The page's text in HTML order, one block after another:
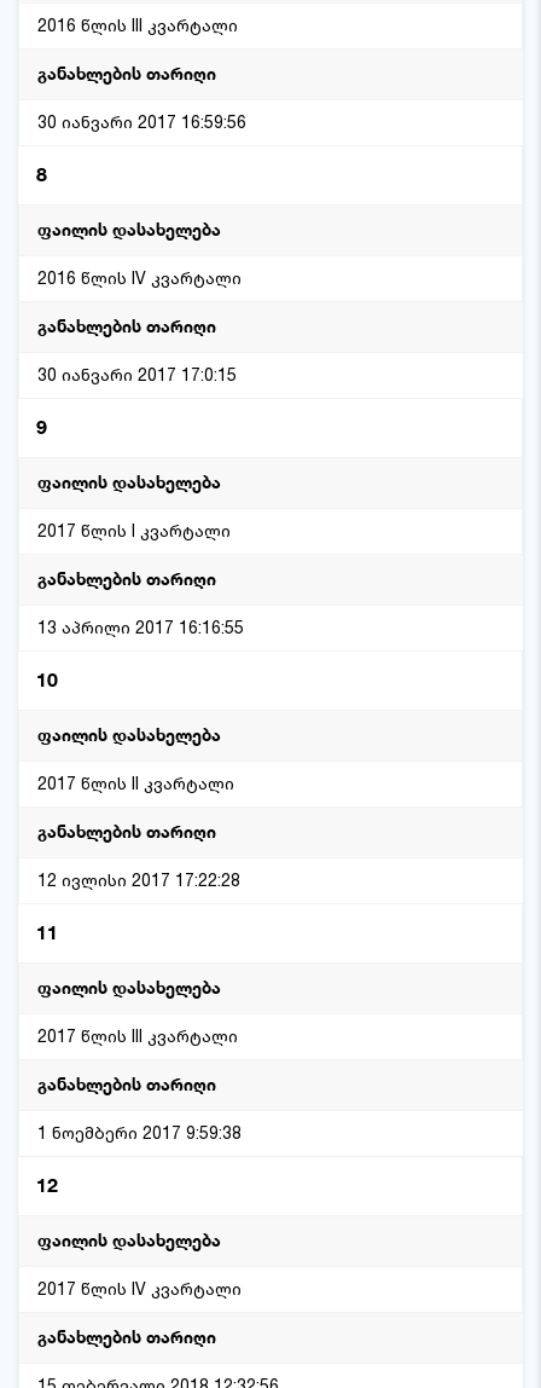
2016 წლის III კვარტალი
30 იანვარი 2017 16:59:56
8
2016 წლის IV კვარტალი
30 იანვარი 2017 17:0:15
9
2017 წლის I კვარტალი
13 აპრილი 2017 16:16:55
10
2017 წლის II კვარტალი
12 ივლისი 2017 17:22:28
11
2017 წლის III კვარტალი
1 ნოემბერი 2017 9:59:38
12
2017 წლის IV კვარტალი